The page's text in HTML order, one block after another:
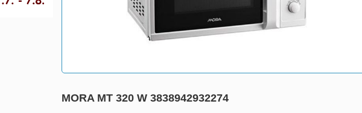
MORA MT 320 W 3838942932274